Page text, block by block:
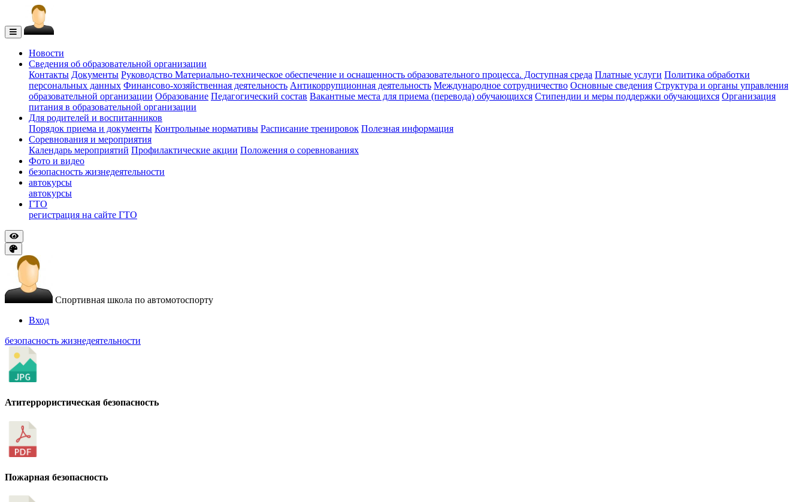
Новости
Сведения об образовательной организации
Контакты Документы Руководство Материально-техническое обеспечение и оснащенность образовательного процесса. Доступная среда Платные услуги Политика обработки
персональных данных Финансово-хозяйственная деятельность Антикоррупционная деятельность Международное сотрудничество Основные сведения Структура и органы управления
образовательной организации Образование Педагогический состав Вакантные места для приема (перевода) обучающихся Стипендии и меры поддержки обучающихся Организация
питания в образовательной организации
Для родителей и воспитанников
Порядок приема и документы Контрольные нормативы Расписание тренировок Полезная информация
Соревнования и мероприятия
Календарь мероприятий Профилактические акции Положения о соревнованиях
Фото и видео
безопасность жизнедеятельности
автокурсы
автокурсы
ГТО
регистрация на сайте ГТО
Спортивная школа по автомотоспорту
Вход
безопасность жизнедеятельности
Атитеррористическая безопасность
Пожарная безопасность